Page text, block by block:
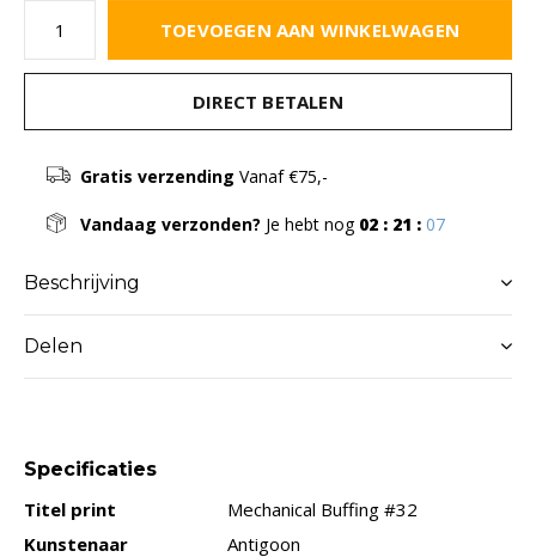
TOEVOEGEN AAN WINKELWAGEN
DIRECT BETALEN
Gratis verzending Vanaf €75,-
Vandaag verzonden? Je hebt nog 02 : 21 : 06
Beschrijving
Delen
Specificaties
Titel print
Mechanical Buffing #32
Kunstenaar
Antigoon